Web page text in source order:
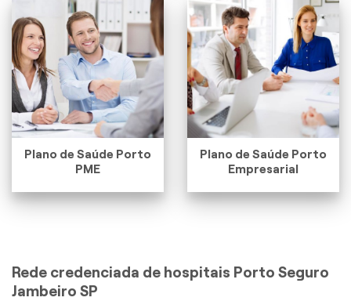
Plano de Saúde Porto
PME
Plano de Saúde Porto
Empresarial
Rede credenciada de hospitais Porto Seguro
Jambeiro SP